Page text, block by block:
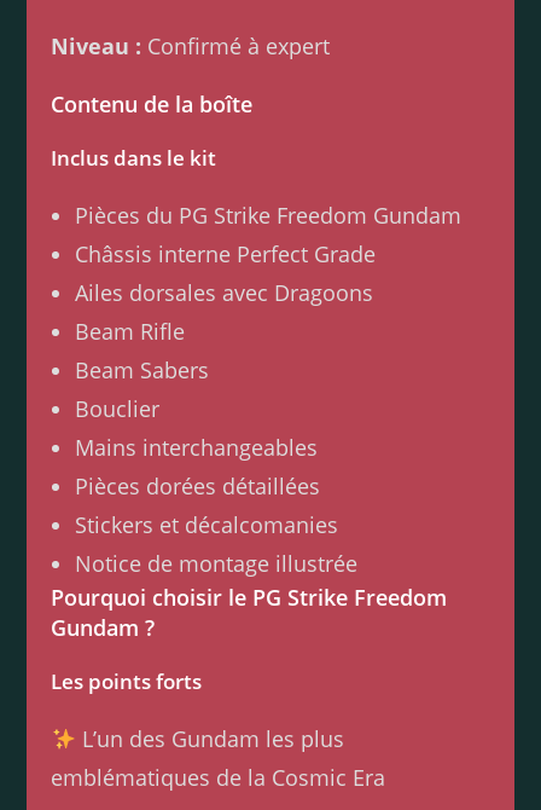
Niveau : Confirmé à expert
Contenu de la boîte
Inclus dans le kit
Pièces du PG Strike Freedom Gundam
Châssis interne Perfect Grade
Ailes dorsales avec Dragoons
Beam Rifle
Beam Sabers
Bouclier
Mains interchangeables
Pièces dorées détaillées
Stickers et décalcomanies
Notice de montage illustrée
Pourquoi choisir le PG Strike Freedom
Gundam ?
Les points forts
L’un des Gundam les plus
emblématiques de la Cosmic Era